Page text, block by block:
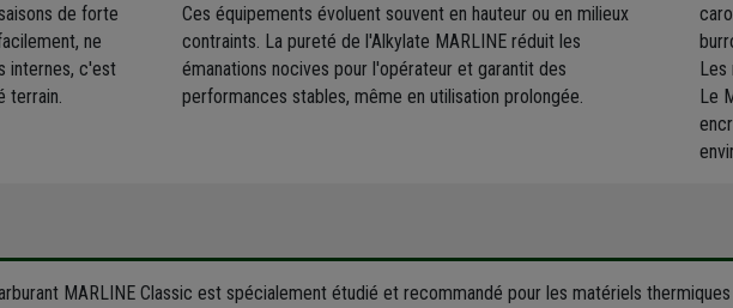
de forte
ne
internes, c'est
terrain.
Ces équipements évoluent souvent en hauteur ou en milieux
contraints. La pureté de l'Alkylate MARLINE réduit les
émanations nocives pour l'opérateur et garantit des
performances stables, même en utilisation prolongée.
Le
MARLINE Classic est spécialement étudié et recommandé pour les matériels